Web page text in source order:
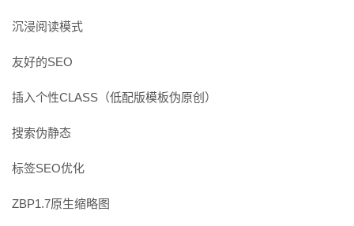
沉浸阅读模式
友好的SEO
插入个性CLASS（低配版模板伪原创）
搜索伪静态
标签SEO优化
ZBP1.7原生缩略图